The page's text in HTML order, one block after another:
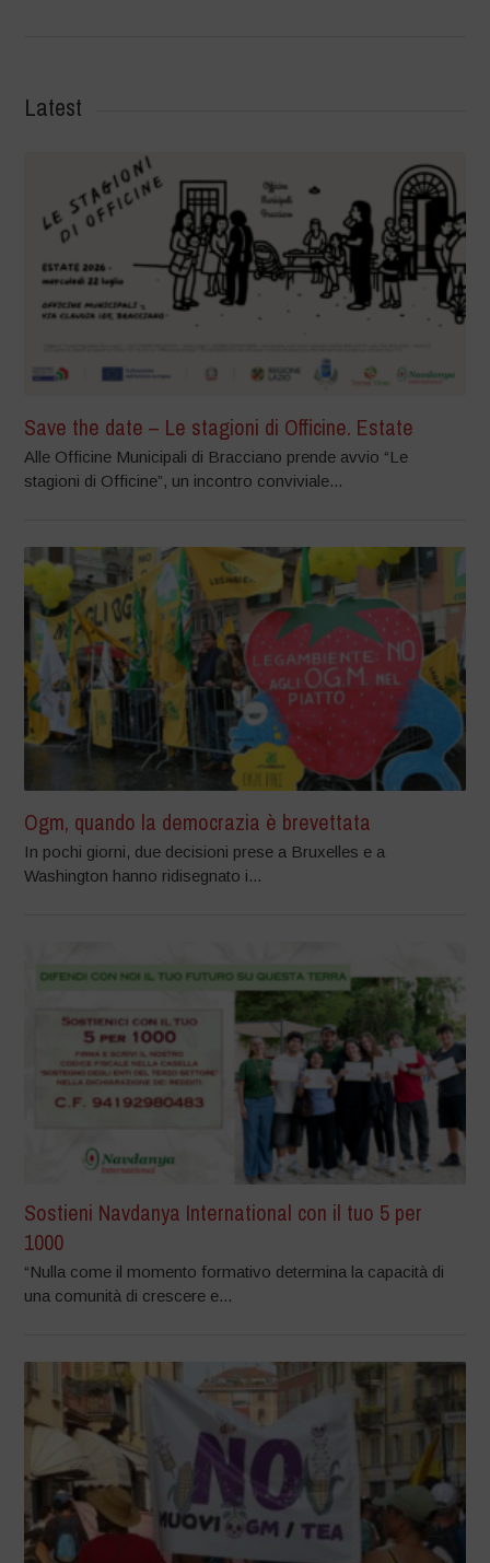
Latest
Save the date – Le stagioni di Officine. Estate
Alle Officine Municipali di Bracciano prende avvio “Le
stagioni di Officine”, un incontro conviviale...
Ogm, quando la democrazia è brevettata
In pochi giorni, due decisioni prese a Bruxelles e a
Washington hanno ridisegnato i...
Sostieni Navdanya International con il tuo 5 per
1000
“Nulla come il momento formativo determina la capacità di
una comunità di crescere e...